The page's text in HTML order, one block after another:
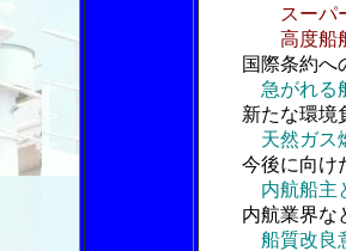
スーパー
高度船舶
国際条約への
急がれる
新たな環境負
天然ガス
今後に向け
内航船主
内航業界な
船質改良